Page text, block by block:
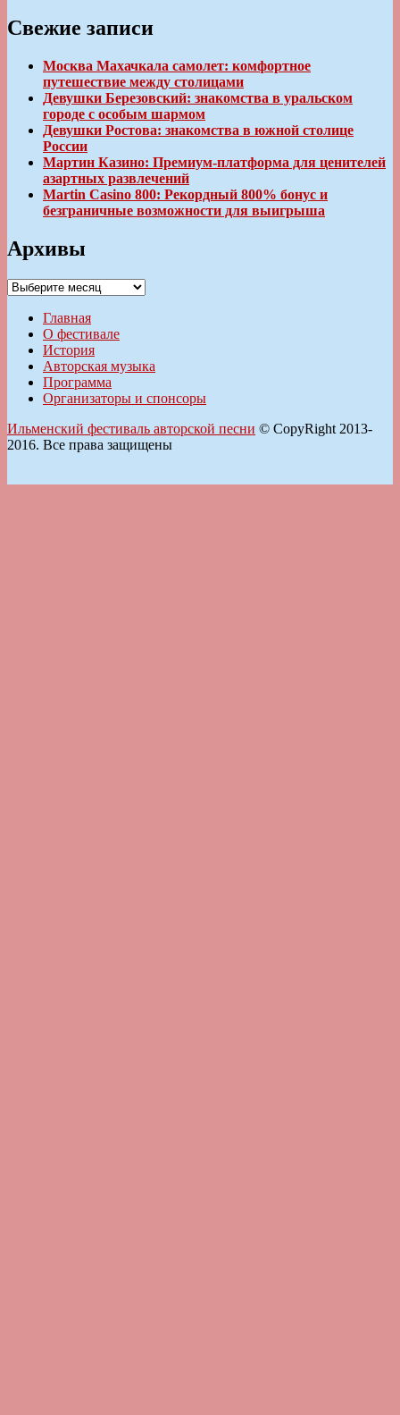
Свежие записи
Москва Махачкала самолет: комфортное
путешествие между столицами
Девушки Березовский: знакомства в уральском
городе с особым шармом
Девушки Ростова: знакомства в южной столице
России
Мартин Казино: Премиум-платформа для ценителей
азартных развлечений
Martin Casino 800: Рекордный 800% бонус и
безграничные возможности для выигрыша
Архивы
Архивы
Главная
О фестивале
История
Авторская музыка
Программа
Организаторы и спонсоры
Ильменский фестиваль авторской песни © CopyRight 2013-
2016. Все права защищены